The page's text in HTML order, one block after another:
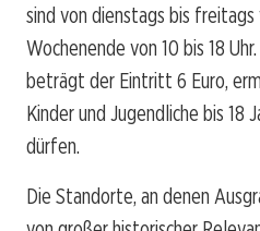
sind von dienstags bis freitags
Wochenende von 10 bis 18
beträgt der Eintritt 6 Euro,
Kinder und Jugendliche bis 18
dürfen.
Die Standorte, an denen